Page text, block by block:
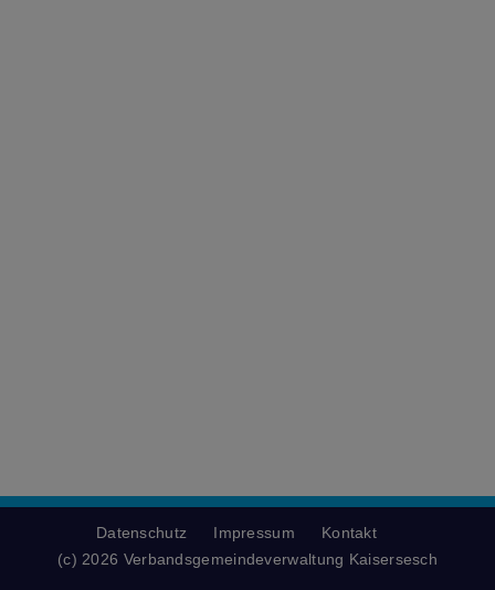
Datenschutz Impressum
Kontakt
(c) 2026 Verbandsgemeindeverwaltung Kaisersesch